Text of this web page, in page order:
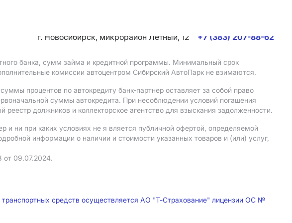
г. Новосибирск, микрорайон Летный, 12
+7 (383) 207-88-62
банка, сумм займа и кредитной программы. Минимальный срок
комиссии автоцентром Сибирский АвтоПарк не взимаются.
процентов по автокредиту банк-партнер оставляет за собой право
суммы автокредита. При несоблюдении условий погашения
должников и коллекторское агентство для взыскания задолженности.
ни при каких условиях не я вляется публичной офертой, определяемой
информации о наличии и стоимости указанных товаров и (или) услуг,
09.07.2024.
транспортных средств осуществляется АО "Т-Страхование" лицензии ОС №